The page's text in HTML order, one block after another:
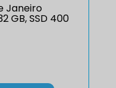
Janeiro
GB, SSD 400